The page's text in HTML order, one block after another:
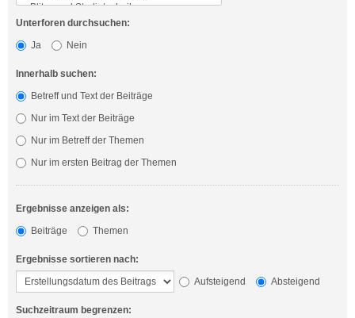
Unterforen durchsuchen:
Ja
Nein
Innerhalb suchen:
Betreff und Text der Beiträge
Nur im Text der Beiträge
Nur im Betreff der Themen
Nur im ersten Beitrag der Themen
Ergebnisse anzeigen als:
Beiträge
Themen
Ergebnisse sortieren nach:
Aufsteigend
Absteigend
Suchzeitraum begrenzen: